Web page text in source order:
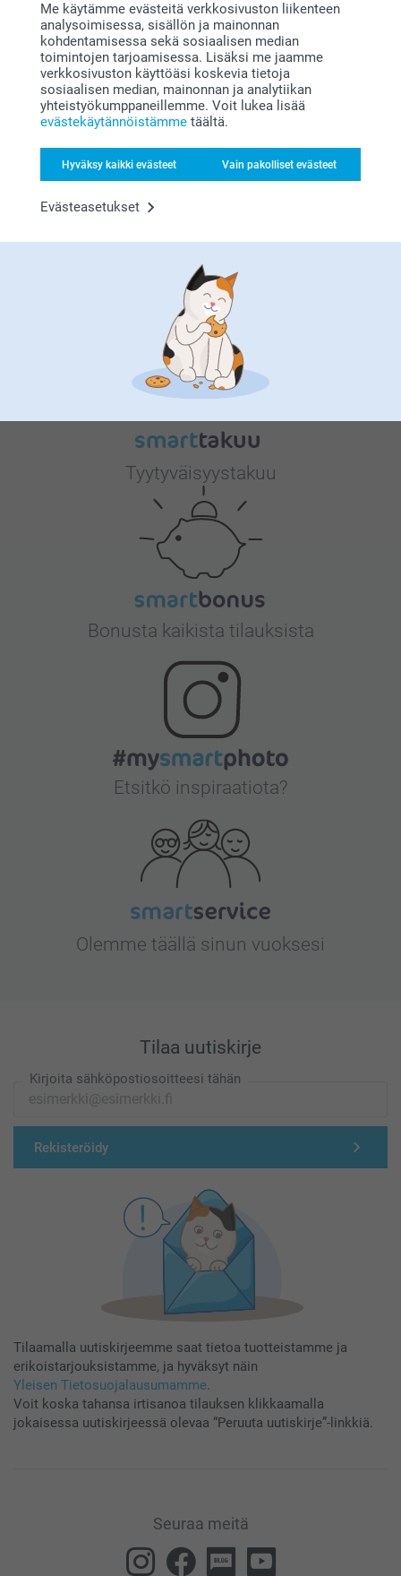
Me käytämme evästeitä verkkosivuston liikenteen
analysoimisessa, sisällön ja mainonnan
kohdentamisessa sekä sosiaalisen median
toimintojen tarjoamisessa. Lisäksi me jaamme
verkkosivuston käyttöäsi koskevia tietoja
sosiaalisen median, mainonnan ja analytiikan
yhteistyökumppaneillemme. Voit lukea lisää
evästekäytännöistämme täältä.
Hyväksy kaikki evästeet Vain pakolliset evästeet
Evästeasetukset
Uusi mallia
Lahjapaketointi Tarrat
6 mallia
Alkaen 9,95
(5 arvostelut)
Karkkipussi DIY
2 mallia
16,95
Lahjarasia
Alkaen 19,95
(1 arvostelut)
Muki
Alkaen 10,95
(388 arvostelut)
smartphoto
Tyytyväisyystakuu
Bonusta kaikista tilauksista
Etsitkö inspiraatiota?
Olemme täällä sinun vuoksesi
Tilaa uutiskirje
Kirjoita sähköpostiosoitteesi tähän
Rekisteröidy
Tilaamalla uutiskirjeemme saat tietoa tuotteistamme ja
erikoistarjouksistamme, ja hyväksyt näin
Yleisen Tietosuojalausumamme.
Voit koska tahansa irtisanoa tilauksen klikkaamalla
jokaisessa uutiskirjeessä olevaa “Peruuta uutiskirje”-linkkiä.
Seuraa meitä